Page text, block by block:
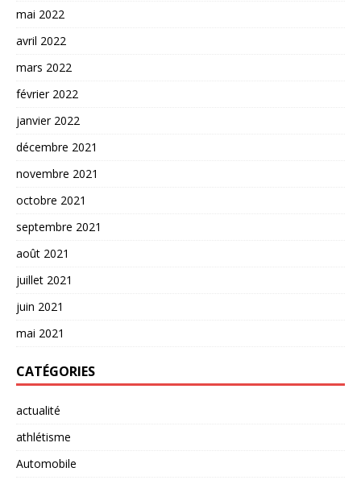
mai 2022
avril 2022
mars 2022
février 2022
janvier 2022
décembre 2021
novembre 2021
octobre 2021
septembre 2021
août 2021
juillet 2021
juin 2021
mai 2021
CATÉGORIES
actualité
athlétisme
Automobile